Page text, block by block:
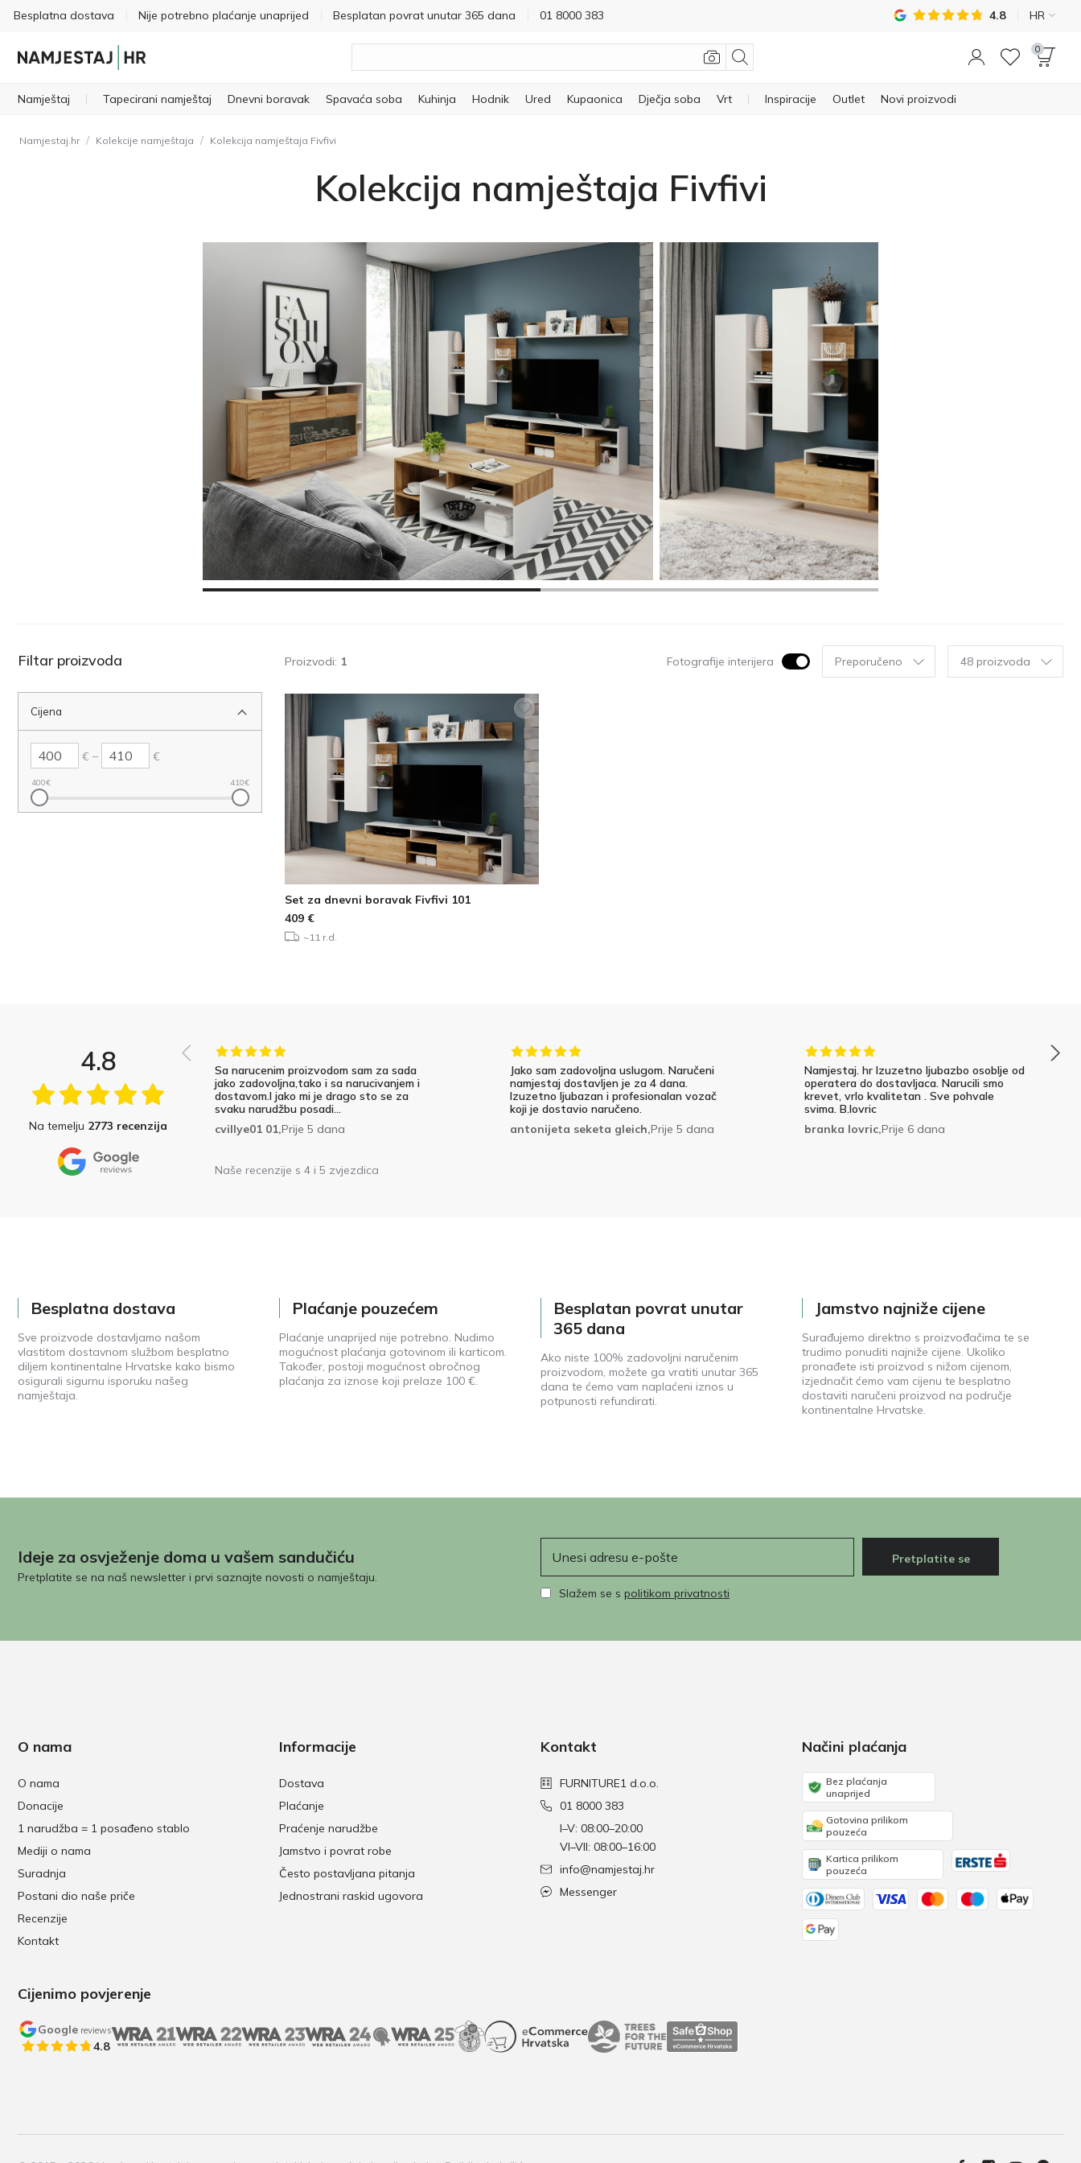
Besplatna dostava Nije potrebno plaćanje unaprijed Besplatan povrat unutar 365 dana 01 8000 383 4.8 HR
0
Namještaj Tapecirani namještaj Dnevni boravak Spavaća soba Kuhinja Hodnik Ured Kupaonica Dječja soba Vrt Inspiracije Outlet Novi proizvodi
Namjestaj.hr / Kolekcije namještaja / Kolekcija namještaja Fivfivi
Kolekcija namještaja Fivfivi
Filtar proizvoda
Cijena
€ – €
400€ 410€
Proizvodi: 1 Fotografije interijera Preporučeno 48 proizvoda
Set za dnevni boravak Fivfivi 101
409 €
~11 r.d.
4.8
Na temelju 2773 recenzija
Sa narucenim proizvodom sam za sada
jako zadovoljna,tako i sa narucivanjem i
dostavom.I jako mi je drago sto se za
svaku narudžbu posadi...
cvillye01 01,Prije 5 dana
Jako sam zadovoljna uslugom. Naručeni
namjestaj dostavljen je za 4 dana.
Izuzetno ljubazan i profesionalan vozač
koji je dostavio naručeno.
antonijeta seketa gleich,Prije 5 dana
Namjestaj. hr Izuzetno ljubazbo osoblje od
operatera do dostavljaca. Narucili smo
krevet, vrlo kvalitetan . Sve pohvale
svima. B.lovric
branka lovric,Prije 6 dana
Naše recenzije s 4 i 5 zvjezdica
Besplatna dostava
Sve proizvode dostavljamo našom
vlastitom dostavnom službom besplatno
diljem kontinentalne Hrvatske kako bismo
osigurali sigurnu isporuku našeg
namještaja.
Plaćanje pouzećem
Plaćanje unaprijed nije potrebno. Nudimo
mogućnost plaćanja gotovinom ili karticom.
Također, postoji mogućnost obročnog
plaćanja za iznose koji prelaze 100 €.
Besplatan povrat unutar
365 dana
Ako niste 100% zadovoljni naručenim
proizvodom, možete ga vratiti unutar 365
dana te ćemo vam naplaćeni iznos u
potpunosti refundirati.
Jamstvo najniže cijene
Surađujemo direktno s proizvođačima te se
trudimo ponuditi najniže cijene. Ukoliko
pronađete isti proizvod s nižom cijenom,
izjednačit ćemo vam cijenu te besplatno
dostaviti naručeni proizvod na područje
kontinentalne Hrvatske.
Ideje za osvježenje doma u vašem sandučiću
Pretplatite se na naš newsletter i prvi saznajte novosti o namještaju.
Slažem se s politikom privatnosti
Pretplatite se
O nama
O nama
Donacije
1 narudžba = 1 posađeno stablo
Mediji o nama
Suradnja
Postani dio naše priče
Recenzije
Kontakt
Informacije
Dostava
Plaćanje
Praćenje narudžbe
Jamstvo i povrat robe
Često postavljana pitanja
Jednostrani raskid ugovora
Kontakt
FURNITURE1 d.o.o.
01 8000 383
I–V: 08:00–20:00
VI–VII: 08:00–16:00
info@namjestaj.hr
Messenger
Načini plaćanja
Bez plaćanja
unaprijed
Gotovina prilikom
pouzeća
Kartica prilikom
pouzeća
Cijenimo povjerenje
Google reviews
4.8